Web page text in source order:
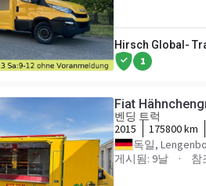
Hirsch Global-
1
Fiat
벤딩 트럭
2015
175800 km
독일,
게시됨: 9날
참